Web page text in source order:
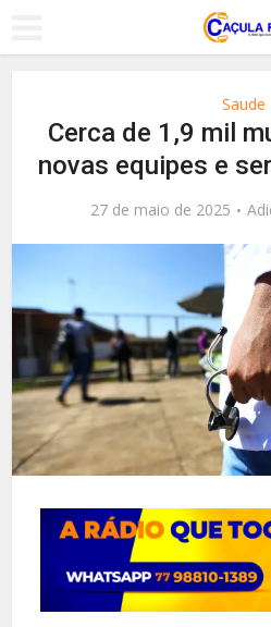
Saude
Cerca de 1,9 mil
novas equipes e
27 de maio de 2025